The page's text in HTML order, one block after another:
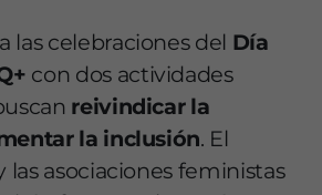
las celebraciones del Día
con dos actividades
reivindicar la
la inclusión. El
asociaciones feministas